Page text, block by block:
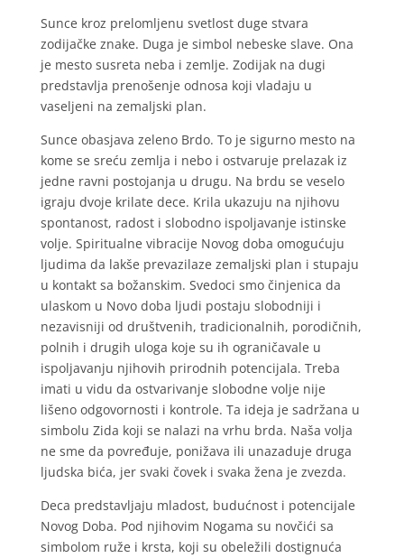
Sunce kroz prelomljenu svetlost duge stvara
zodijačke znake. Duga je simbol nebeske slave. Ona
je mesto susreta neba i zemlje. Zodijak na dugi
predstavlja prenošenje odnosa koji vladaju u
vaseljeni na zemaljski plan.
Sunce obasjava zeleno Brdo. To je sigurno mesto na
kome se sreću zemlja i nebo i ostvaruje prelazak iz
jedne ravni postojanja u drugu. Na brdu se veselo
igraju dvoje krilate dece. Krila ukazuju na njihovu
spontanost, radost i slobodno ispoljavanje istinske
volje. Spiritualne vibracije Novog doba omogućuju
ljudima da lakše prevazilaze zemaljski plan i stupaju
u kontakt sa božanskim. Svedoci smo činjenica da
ulaskom u Novo doba ljudi postaju slobodniji i
nezavisniji od društvenih, tradicionalnih, porodičnih,
polnih i drugih uloga koje su ih ograničavale u
ispoljavanju njihovih prirodnih potencijala. Treba
imati u vidu da ostvarivanje slobodne volje nije
lišeno odgovornosti i kontrole. Ta ideja je sadržana u
simbolu Zida koji se nalazi na vrhu brda. Naša volja
ne sme da povređuje, ponižava ili unazaduje druga
ljudska bića, jer svaki čovek i svaka žena je zvezda.
Deca predstavljaju mladost, budućnost i potencijale
Novog Doba. Pod njihovim Nogama su novčići sa
simbolom ruže i krsta, koji su obeležili dostignuća